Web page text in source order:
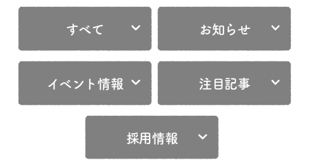
すべて お知らせ
イベント情報 注目記事
採用情報